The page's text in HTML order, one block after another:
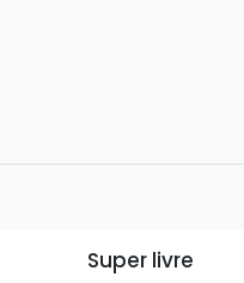
Super livre